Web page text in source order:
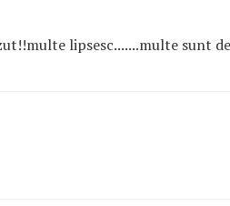
lipsesc.......multe sunt